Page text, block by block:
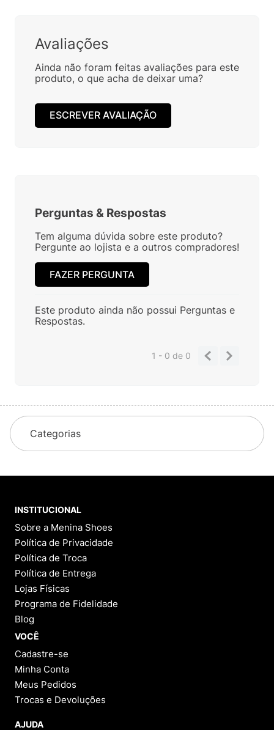
Avaliações
Ainda não foram feitas avaliações para este
produto, o que acha de deixar uma?
ESCREVER AVALIAÇÃO
Perguntas & Respostas
Tem alguma dúvida sobre este produto?
Pergunte ao lojista e a outros compradores!
FAZER PERGUNTA
Este produto ainda não possui Perguntas e
Respostas.
1 - 0de 0
Categorias
INSTITUCIONAL
Sobre a Menina Shoes
Política de Privacidade
Política de Troca
Política de Entrega
Lojas Físicas
Programa de Fidelidade
Blog
VOCÊ
Cadastre-se
Minha Conta
Meus Pedidos
Trocas e Devoluções
AJUDA